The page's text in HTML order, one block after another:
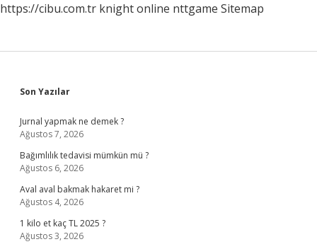
https://cibu.com.tr knight online nttgame Sitemap
Sidebar
Son Yazılar
Jurnal yapmak ne demek ?
Ağustos 7, 2026
Bağımlılık tedavisi mümkün mü ?
Ağustos 6, 2026
Aval aval bakmak hakaret mi ?
Ağustos 4, 2026
1 kilo et kaç TL 2025 ?
Ağustos 3, 2026